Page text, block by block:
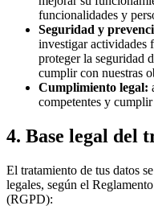
funcionalidades y
Seguridad y
investigar actividades
proteger la seguridad
cumplir con nuestras
Cumplimiento legal:
competentes y
4. Base legal del
El tratamiento de tus datos
legales, según el
(RGPD):